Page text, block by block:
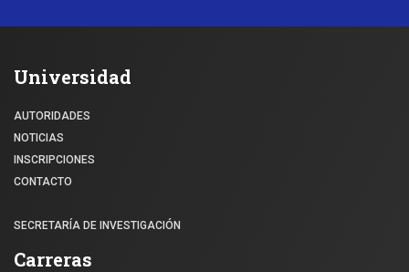
Universidad
AUTORIDADES
NOTICIAS
INSCRIPCIONES
CONTACTO
SECRETARÍA DE INVESTIGACIÓN
Carreras